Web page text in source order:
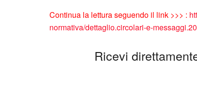
Continua la lettura seguendo il link >>> :
normativa/dettaglio.circolari-e-
Ricevi